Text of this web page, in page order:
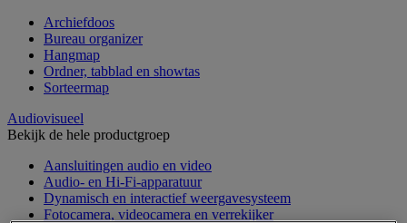
Archiefdoos
Bureau organizer
Hangmap
Ordner, tabblad en showtas
Sorteermap
Audiovisueel
Bekijk de hele productgroep
Aansluitingen audio en video
Audio- en Hi-Fi-apparatuur
Dynamisch en interactief weergavesysteem
Fotocamera, videocamera en verrekijker